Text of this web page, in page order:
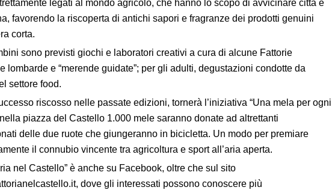
legati al mondo agricolo, che hanno lo scopo di avvicinare città e
favorendo la riscoperta di antichi sapori e fragranze dei prodotti genuini
corta.
sono previsti giochi e laboratori creativi a cura di alcune Fattorie
lombarde e “merende guidate”; per gli adulti, degustazioni condotte da
settore food.
riscosso nelle passate edizioni, tornerà l’iniziativa “Una mela per ogni
piazza del Castello 1.000 mele saranno donate ad altrettanti
delle due ruote che giungeranno in bicicletta. Un modo per premiare
il connubio vincente tra agricoltura e sport all’aria aperta.
nel Castello” è anche su Facebook, oltre che sul sito
dove gli interessati possono conoscere più